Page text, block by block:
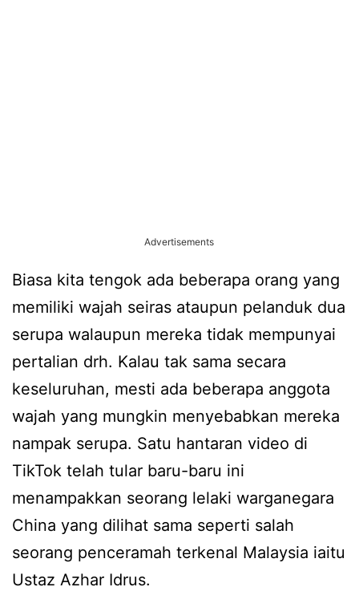
Advertisements
Biasa kita tengok ada beberapa orang yang
memiliki wajah seiras ataupun pelanduk dua
serupa walaupun mereka tidak mempunyai
pertalian drh. Kalau tak sama secara
keseluruhan, mesti ada beberapa anggota
wajah yang mungkin menyebabkan mereka
nampak serupa. Satu hantaran video di
TikTok telah tular baru-baru ini
menampakkan seorang lelaki warganegara
China yang dilihat sama seperti salah
seorang penceramah terkenal Malaysia iaitu
Ustaz Azhar Idrus.